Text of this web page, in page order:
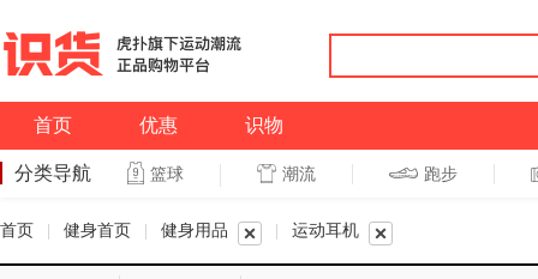
首页 优惠 识物
分类导航 篮球 潮流 跑步
首页 健身首页 健身用品 运动耳机